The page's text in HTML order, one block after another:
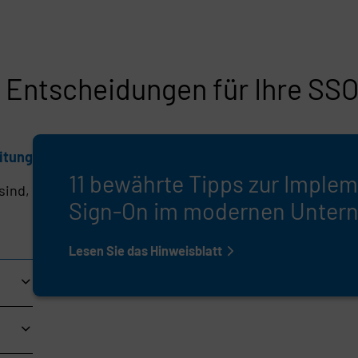
Entscheidungen für Ihre
11 bewährte Tipps zur
Sign-On im modernen
Lesen Sie das Hinweisblatt